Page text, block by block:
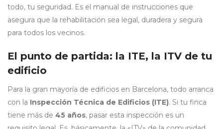
todo, tu seguridad. Es el manual de instrucciones que
asegura que la rehabilitación sea legal, duradera y segura
para todos los vecinos.
El punto de partida: la ITE, la ITV de tu
edificio
Para la gran mayoría de edificios en Barcelona, todo arranca
con la Inspección Técnica de Edificios (ITE). Si tu finca
tiene más de 45 años, pasar esta inspección es un